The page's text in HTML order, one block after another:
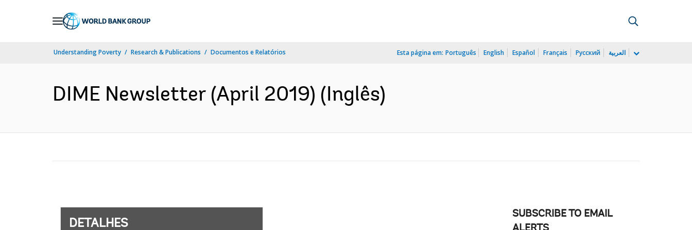
Understanding Poverty Research & Publications Documentos e Relatórios Esta página em: Português English Español Français Русский العربية
DIME Newsletter (April 2019) (Inglês)
DETALHES
SUBSCRIBE TO EMAIL